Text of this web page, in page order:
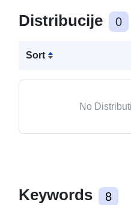
Distribucije 0
Sort
No
Keywords 8